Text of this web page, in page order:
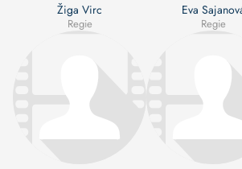
Žiga Virc
Regie
Eva
Regie